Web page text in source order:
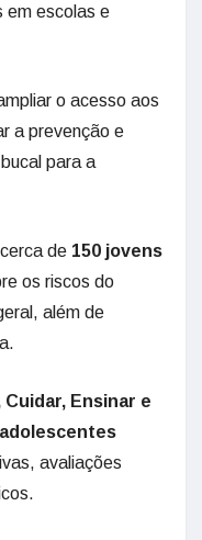
em escolas e
o acesso aos
a prevenção e
para a
de 150 jovens
os riscos do
além de
Ensinar e
avaliações